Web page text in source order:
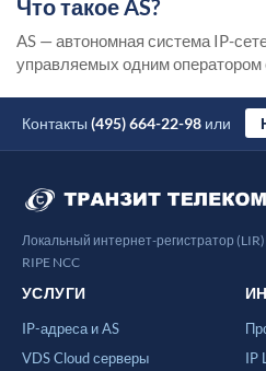
Что такое AS?
AS — автономная система IP-
управляемых одним оператором
Контакты (495) 664-22-98 или
Локальный интернет-регистратор (LIR)
RIPE NCC
УСЛУГИ
IP-адреса и AS
VDS Cloud серверы
IP